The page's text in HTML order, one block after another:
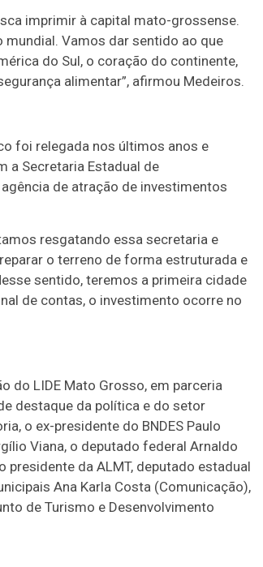
imprimir à capital mato-grossense.
mundial. Vamos dar sentido ao que
do Sul, o coração do continente,
alimentar”, afirmou Medeiros.
foi relegada nos últimos anos e
a Secretaria Estadual de
de atração de investimentos
resgatando essa secretaria e
o terreno de forma estruturada e
sentido, teremos a primeira cidade
de contas, o investimento ocorre no
do LIDE Mato Grosso, em parceria
destaque da política e do setor
o ex-presidente do BNDES Paulo
Viana, o deputado federal Arnaldo
presidente da ALMT, deputado estadual
Ana Karla Costa (Comunicação),
de Turismo e Desenvolvimento